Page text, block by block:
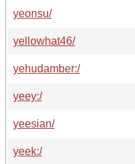
yeonsu/
yellowhat46/
yehudamber:/
yeey:/
yeesian/
yeek:/